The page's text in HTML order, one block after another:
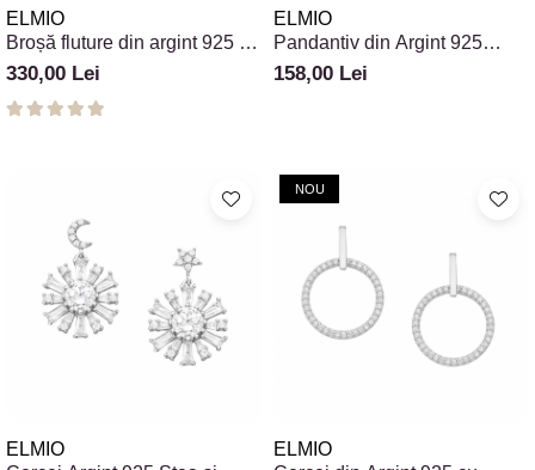
ELMIO
Broșă fluture din argint 925 cu
zirconiu Butterfly
330,00 Lei
ELMIO
Pandantiv din Argint 925
Fluture Filigran
158,00 Lei
ELMIO
NOU
ELMIO